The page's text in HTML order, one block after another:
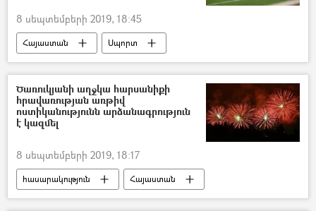
8 սեպտեմբերի 2019, 18:45
Հայաստան
Սպորտ
Հայաստանի ֆուտբոլի ֆեդերացիա
ֆուտբոլ
Բոսնիա և Հերցեգովինա
գոլ
Հենրիխ Մխիթարյան
Ծառուկյանի աղջկա հարսանիքի
հրավառության առթիվ
ոստիկանությունն արձանագրություն
է կազմել
8 սեպտեմբերի 2019, 18:17
հասարակություն
Հայաստան
Գագիկ Ծառուկյան